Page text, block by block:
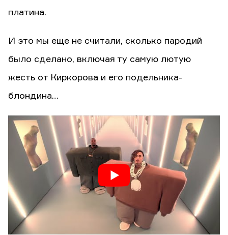
платина.
И это мы еще не считали, сколько пародий
было сделано, включая ту самую лютую
жесть от Киркорова и его подельника-
блондина…